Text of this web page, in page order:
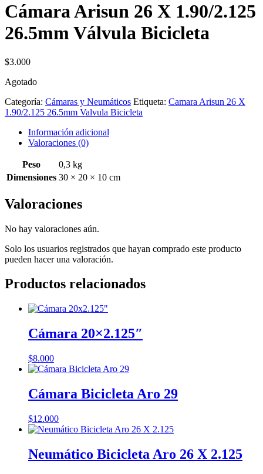
Cámara Arisun 26 X 1.90/2.125
26.5mm Válvula Bicicleta
$3.000
Agotado
Categoría: Cámaras y Neumáticos Etiqueta: Camara Arisun 26 X
1.90/2.125 26.5mm Valvula Bicicleta
Información adicional
Valoraciones (0)
Peso
0,3 kg
Dimensiones 30 × 20 × 10 cm
Valoraciones
No hay valoraciones aún.
Solo los usuarios registrados que hayan comprado este producto
pueden hacer una valoración.
Productos relacionados
Cámara 20×2.125″
$8.000
Cámara Bicicleta Aro 29
$12.000
Neumático Bicicleta Aro 26 X 2.125